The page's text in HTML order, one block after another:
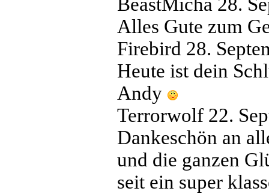
BeastMicha 28.
Alles Gute zum
Firebird 28.
Heute ist dein
Andy
Terrorwolf 22.
Dankeschön an
und die ganzen
seit ein super